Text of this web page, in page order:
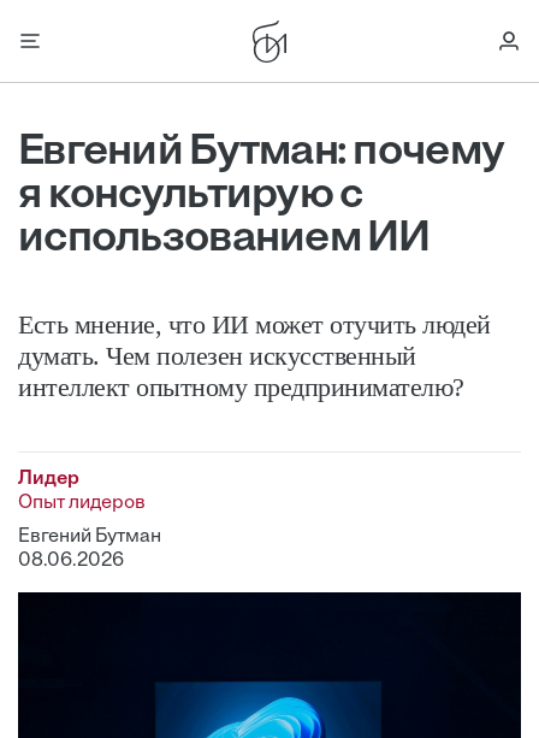
Евгений Бутман: почему
я консультирую с
использованием ИИ
Есть мнение, что ИИ может отучить людей
думать. Чем полезен искусственный
интеллект опытному предпринимателю?
Лидер
Опыт лидеров
Евгений Бутман
08.06.2026